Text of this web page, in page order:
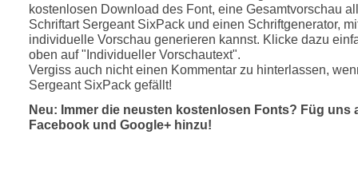
kostenlosen Download des Font, eine Gesamtvorschau
Schriftart Sergeant SixPack und einen Schriftgenerator,
individuelle Vorschau generieren kannst. Klicke dazu
oben auf "Individueller Vorschautext".
Vergiss auch nicht einen Kommentar zu hinterlassen,
Sergeant SixPack gefällt!
Neu: Immer die neusten kostenlosen Fonts? Füg uns
Facebook und Google+ hinzu!